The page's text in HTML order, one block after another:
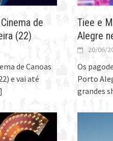
de
(22)
de Canoas
e vai até
Tiee e
Alegre
20/06/
Os
Porto
grandes